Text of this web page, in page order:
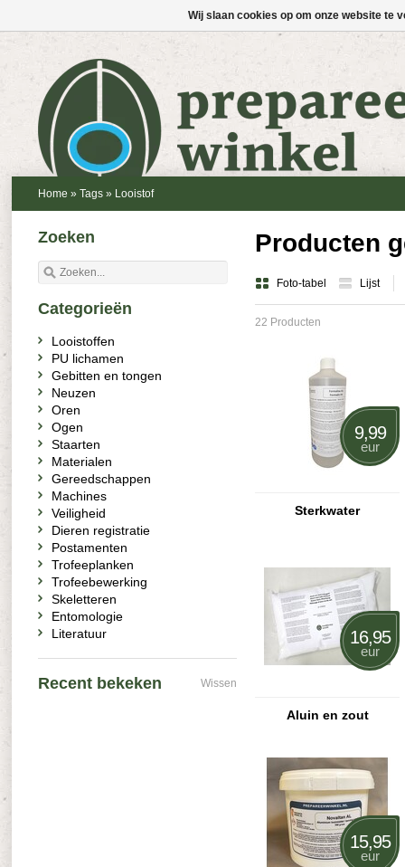
Home » Tags » Looistof
Producten
Foto-tabel Lijst
22 Producten
9,99
eur
Sterkwater
16,95
eur
Aluin en zout
15,95
eur
Zoeken
Categorieën
Looistoffen
PU lichamen
Gebitten en tongen
Neuzen
Oren
Ogen
Staarten
Materialen
Gereedschappen
Machines
Veiligheid
Dieren registratie
Postamenten
Trofeeplanken
Trofeebewerking
Skeletteren
Entomologie
Literatuur
Recent bekeken Wissen
Wij slaan cookies op om onze website te